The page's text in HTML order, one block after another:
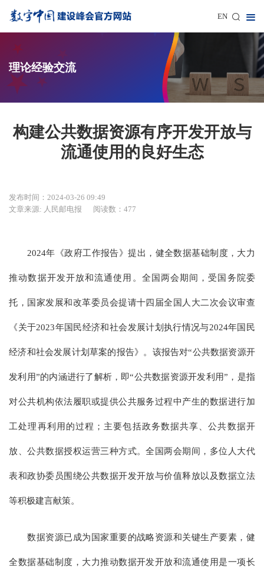
EN
理论经验交流
构建公共数据资源有序开发开放与
流通使用的良好生态
发布时间：2024-03-26 09:49
文章来源: 人民邮电报
阅读数：477
2024年《政府工作报告》提出，健全数据基础制度，大力
推动数据开发开放和流通使用。全国两会期间，受国务院委
托，国家发展和改革委员会提请十四届全国人大二次会议审查
《关于2023年国民经济和社会发展计划执行情况与2024年国民
经济和社会发展计划草案的报告》。该报告对“公共数据资源开
发利用”的内涵进行了解析，即“公共数据资源开发利用”，是指
对公共机构依法履职或提供公共服务过程中产生的数据进行加
工处理再利用的过程；主要包括政务数据共享、公共数据开
放、公共数据授权运营三种方式。全国两会期间，多位人大代
表和政协委员围绕公共数据开发开放与价值释放以及数据立法
等积极建言献策。
数据资源已成为国家重要的战略资源和关键生产要素，健
全数据基础制度，大力推动数据开发开放和流通使用是一项长